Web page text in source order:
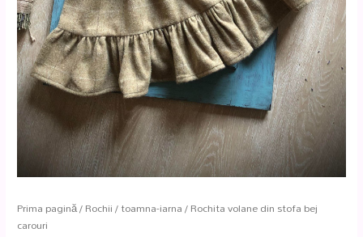
Prima pagină/Rochii/toamna-iarna/ Rochita volane din stofa bej
carouri